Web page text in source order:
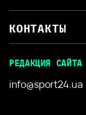
КОНТАКТЫ
РЕДАКЦИЯ САЙТА
info@sport24.ua